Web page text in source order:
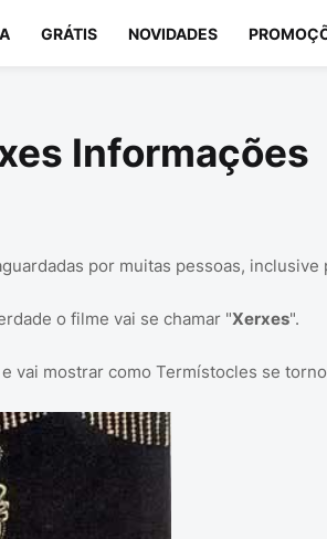
GRÁTIS NOVIDADES
Informações
por muitas pessoas, inclusive
o filme vai se chamar "Xerxes".
vai mostrar como Termístocles se